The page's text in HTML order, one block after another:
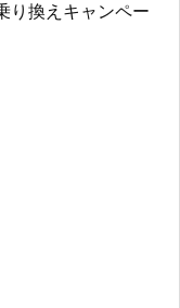
り換えキャンペー